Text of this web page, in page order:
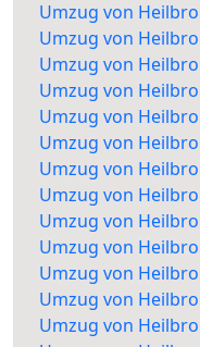
Umzug von
Umzug von
Umzug von
Umzug von
Umzug von
Umzug von
Umzug von
Umzug von
Umzug von
Umzug von
Umzug von
Umzug von
Umzug von